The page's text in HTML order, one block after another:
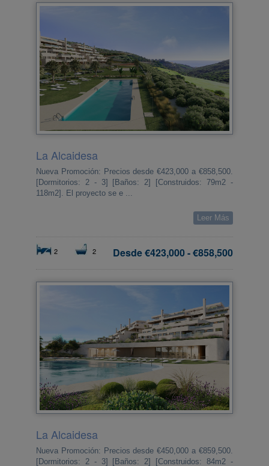
La Alcaidesa
Nueva Promoción: Precios desde €423,000 a €858,500.
[Dormitorios: 2 - 3] [Baños: 2] [Construidos: 79m2 -
118m2]. El proyecto se e ...
Leer Más
2 2 Desde€423,000-€858,500
La Alcaidesa
Nueva Promoción: Precios desde €450,000 a €859,500.
[Dormitorios: 2 - 3] [Baños: 2] [Construidos: 84m2 -